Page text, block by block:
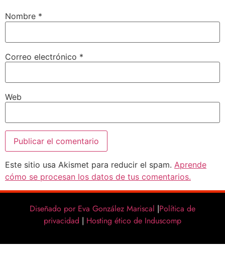
Nombre *
Correo electrónico *
Web
Este sitio usa Akismet para reducir el spam. Aprende
cómo se procesan los datos de tus comentarios.
Diseñado por Eva González Mariscal |Política de
privacidad | Hosting ético de Induscomp